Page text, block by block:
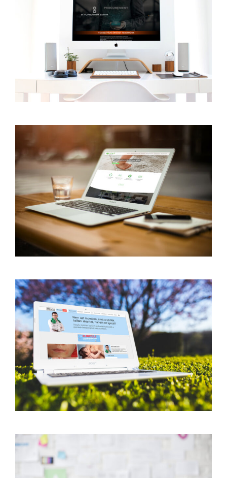
Proo Kft.
Web Wordpress
Tip Top Szőnyegtisztítás
Online kampány SEO Web Wordpress
Dr. Novák Hunor blog
Egyedi fejlesztés Online kampány SEO Web